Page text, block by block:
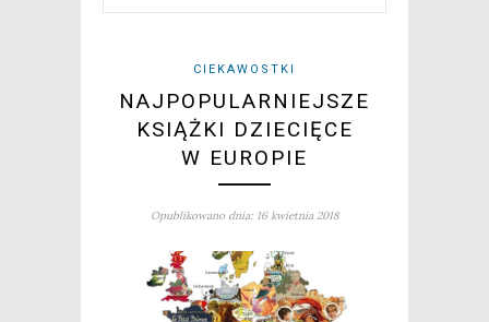
CIEKAWOSTKI
NAJPOPULARNIEJSZE
KSIĄŻKI DZIECIĘCE
W EUROPIE
Opublikowano dnia: 16 kwietnia 2018